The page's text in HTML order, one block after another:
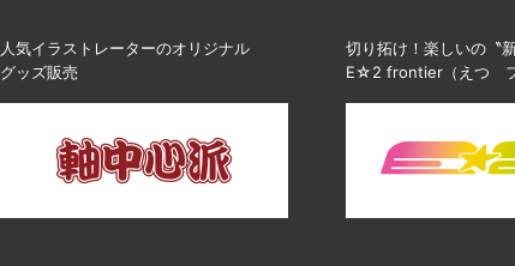
人気イラストレーターのオリジナル
グッズ販売
切り拓け！楽しいの〝
E☆2 frontier（えつ フ